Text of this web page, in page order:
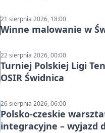
21 sierpnia 2026, 18:00
Winne malowanie w
22 sierpnia 2026, 00:00
Turniej Polskiej Ligi
OSIR Świdnica
26 sierpnia 2026, 06:00
Polsko-czeskie
integracyjne – wyjazd